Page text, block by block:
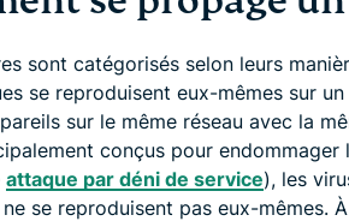
sont catégorisés selon leurs
se reproduisent eux-mêmes sur
sur le même réseau avec la
conçus pour endommager
attaque par déni de service), les
se reproduisent pas eux-mêmes.